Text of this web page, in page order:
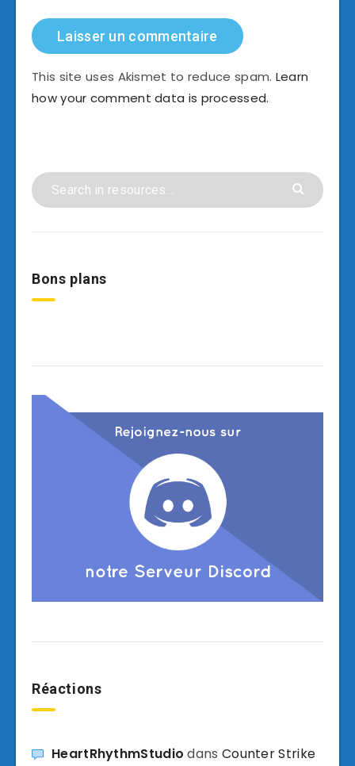
This site uses Akismet to reduce spam. Learn
how your comment data is processed.
Bons plans
Réactions
HeartRhythmStudio dans Counter Strike